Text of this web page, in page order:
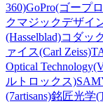
360)GoPro(ゴープ
クマジックデザイ
(Hasselblad)コダッ
ァイス(Carl Zeiss)
Optical
ルトロックス)
(7artisans)銘匠光学